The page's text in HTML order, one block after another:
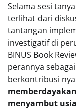
Selama sesi
terlihat dari
tantangan
investigatif di
BINUS Book
perannya sebagai
berkontribusi
memberdayakan
menyambut